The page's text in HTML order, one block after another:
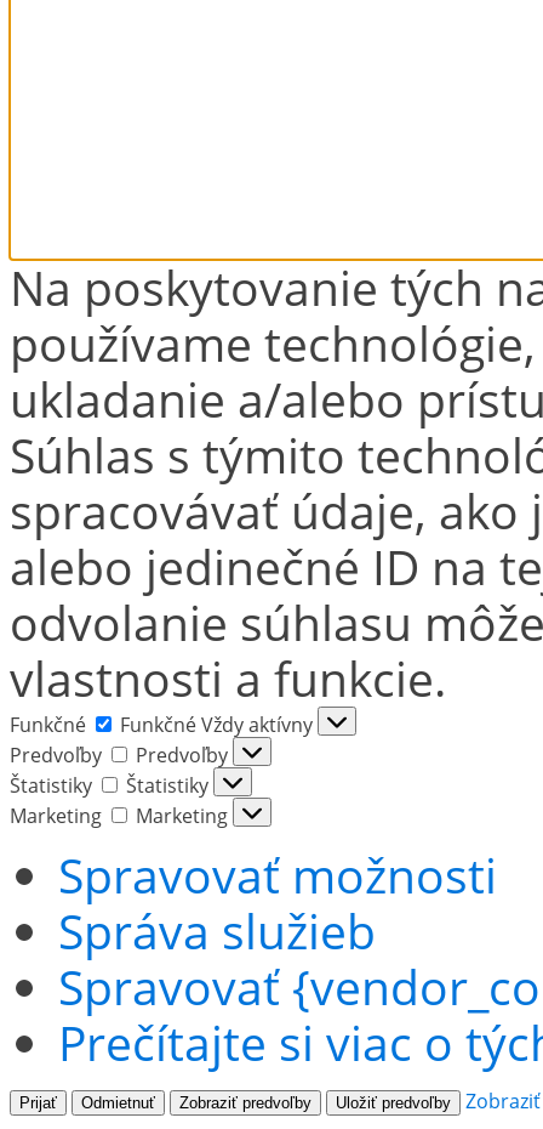
Na poskytovanie tých
používame
ukladanie a/alebo
Súhlas s týmito
spracovávať údaje,
alebo jedinečné ID na
odvolanie súhlasu
vlastnosti a funkcie.
Funkčné FunkčnéVždy aktívny
Predvoľby
Predvoľby
Štatistiky
Štatistiky
Marketing
Marketing
Spravovať možnosti
Správa služieb
Spravovať
Prečítajte si viac o
Prijať Odmietnuť Zobraziť predvoľby Uložiť predvoľby